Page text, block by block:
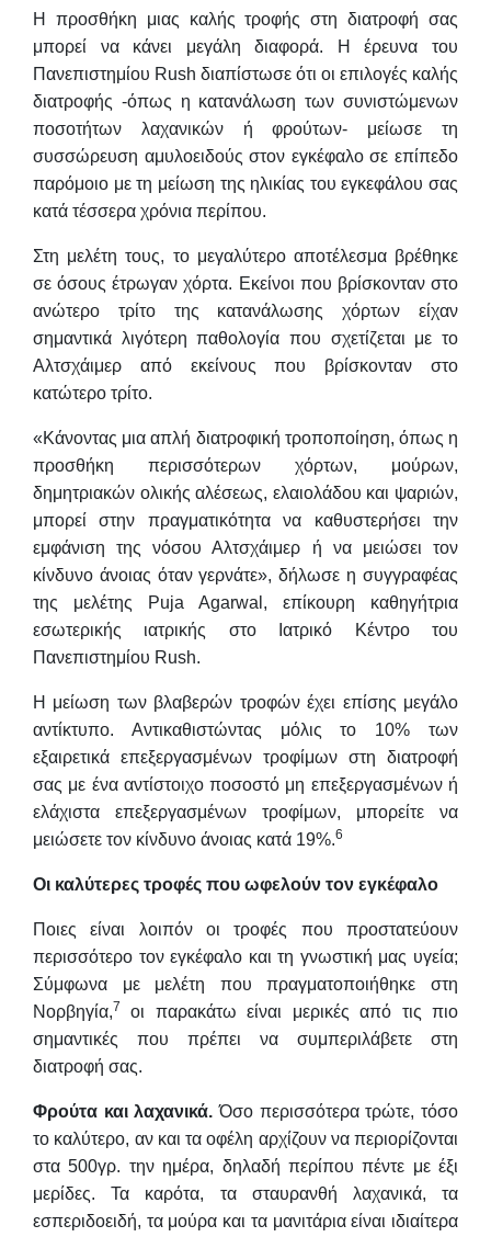
Η προσθήκη μιας καλής τροφής στη διατροφή σας
μπορεί να κάνει μεγάλη διαφορά. Η έρευνα του
Πανεπιστημίου Rush διαπίστωσε ότι οι επιλογές καλής
διατροφής -όπως η κατανάλωση των συνιστώμενων
ποσοτήτων λαχανικών ή φρούτων- μείωσε τη
συσσώρευση αμυλοειδούς στον εγκέφαλο σε επίπεδο
παρόμοιο με τη μείωση της ηλικίας του εγκεφάλου σας
κατά τέσσερα χρόνια περίπου.
Στη μελέτη τους, το μεγαλύτερο αποτέλεσμα βρέθηκε
σε όσους έτρωγαν χόρτα. Εκείνοι που βρίσκονταν στο
ανώτερο τρίτο της κατανάλωσης χόρτων είχαν
σημαντικά λιγότερη παθολογία που σχετίζεται με το
Αλτσχάιμερ από εκείνους που βρίσκονταν στο
κατώτερο τρίτο.
«Κάνοντας μια απλή διατροφική τροποποίηση, όπως η
προσθήκη περισσότερων χόρτων, μούρων,
δημητριακών ολικής αλέσεως, ελαιολάδου και ψαριών,
μπορεί στην πραγματικότητα να καθυστερήσει την
εμφάνιση της νόσου Αλτσχάιμερ ή να μειώσει τον
κίνδυνο άνοιας όταν γερνάτε», δήλωσε η συγγραφέας
της μελέτης Puja Agarwal, επίκουρη καθηγήτρια
εσωτερικής ιατρικής στο Ιατρικό Κέντρο του
Πανεπιστημίου Rush.
Η μείωση των βλαβερών τροφών έχει επίσης μεγάλο
αντίκτυπο. Αντικαθιστώντας μόλις το 10% των
εξαιρετικά επεξεργασμένων τροφίμων στη διατροφή
σας με ένα αντίστοιχο ποσοστό μη επεξεργασμένων ή
ελάχιστα επεξεργασμένων τροφίμων, μπορείτε να
μειώσετε τον κίνδυνο άνοιας κατά 19%.6
Οι καλύτερες τροφές που ωφελούν τον εγκέφαλο
Ποιες είναι λοιπόν οι τροφές που προστατεύουν
περισσότερο τον εγκέφαλο και τη γνωστική μας υγεία;
Σύμφωνα με μελέτη που πραγματοποιήθηκε στη
Νορβηγία,7
οι παρακάτω είναι μερικές από τις πιο
σημαντικές που πρέπει να συμπεριλάβετε στη
διατροφή σας.
Φρούτα και λαχανικά. Όσο περισσότερα τρώτε, τόσο
το καλύτερο, αν και τα οφέλη αρχίζουν να περιορίζονται
στα 500γρ. την ημέρα, δηλαδή περίπου πέντε με έξι
μερίδες. Τα καρότα, τα σταυρανθή λαχανικά, τα
εσπεριδοειδή, τα μούρα και τα μανιτάρια είναι ιδιαίτερα